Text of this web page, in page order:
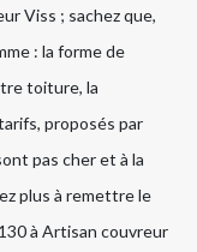
Viss ; sachez que,
: la forme de
toiture, la
proposés par
pas cher et à la
plus à remettre le
à Artisan couvreur